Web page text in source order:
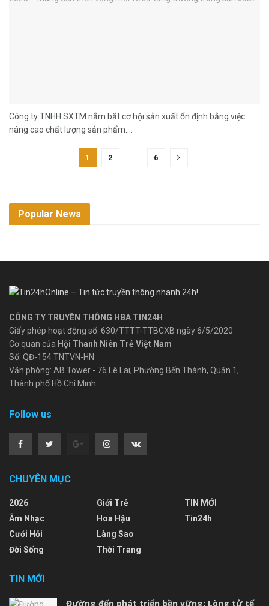
Công ty TNHH SXTM nắm bắt cơ hội sản xuất ổn định bằng việc
nâng cao chất lượng sản phẩm....
1 2 … 6
Popular News
CÔNG TY TRUYỀN THÔNG HBA TIN24H
Giấy phép hoạt động số: 630/TTTT-TTBCXB ngày 6/5/2020
Cơ quan của Hội Thanh Niên Trẻ Việt Nam
Số: QĐ-154 TNTVN-HN
Văn phòng: AB Tower - 76 Lê Lai, Phường Bến Thành, Quận 1,
Thành phố Hồ Chí Minh
Follow us
CHUYÊN MỤC
2026
Âm Nhạc
Cưới Hỏi
Đời Sống
Giới Trẻ
Hoa Hậu
Làng Sao
Thời Trang
TIN MỚI
Tin24h
TIN MỚI
Đường đến phát triển bền vững: Lòng tử tế